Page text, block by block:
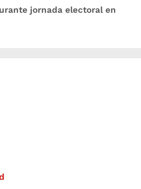
jornada electoral en